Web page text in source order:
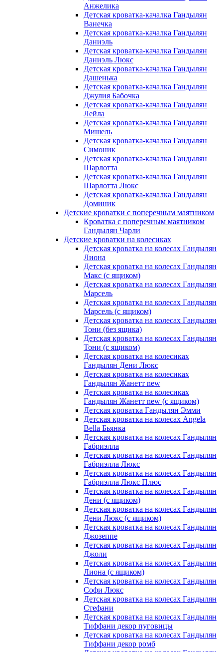
Анжелика
Детская кроватка-качалка Гандылян
Ванечка
Детская кроватка-качалка Гандылян
Даниэль
Детская кроватка-качалка Гандылян
Даниэль Люкс
Детская кроватка-качалка Гандылян
Дашенька
Детская кроватка-качалка Гандылян
Джулия Бабочка
Детская кроватка-качалка Гандылян
Лейла
Детская кроватка-качалка Гандылян
Мишель
Детская кроватка-качалка Гандылян
Симоник
Детская кроватка-качалка Гандылян
Шарлотта
Детская кроватка-качалка Гандылян
Шарлотта Люкс
Детская кроватка-качалка Гандылян
Доминик
Детские кроватки с поперечным маятником
Кроватка с поперечным маятником
Гандылян Чарли
Детские кроватки на колесиках
Детская кроватка на колесах Гандылян
Лиона
Детская кроватка на колесах Гандылян
Макс (с ящиком)
Детская кроватка на колесах Гандылян
Марсель
Детская кроватка на колесах Гандылян
Марсель (с ящиком)
Детская кроватка на колесах Гандылян
Тони (без ящика)
Детская кроватка на колесах Гандылян
Тони (с ящиком)
Детская кроватка на колесиках
Гандылян Дени Люкс
Детская кроватка на колесиках
Гандылян Жанетт new
Детская кроватка на колесиках
Гандылян Жанетт new (с ящиком)
Детская кроватка Гандылян Эмми
Детская кроватка на колесах Angela
Bella Бьянка
Детская кроватка на колесах Гандылян
Габриэлла
Детская кроватка на колесах Гандылян
Габриэлла Люкс
Детская кроватка на колесах Гандылян
Габриэлла Люкс Плюс
Детская кроватка на колесах Гандылян
Дени (с ящиком)
Детская кроватка на колесах Гандылян
Дени Люкс (с ящиком)
Детская кроватка на колесах Гандылян
Джозеппе
Детская кроватка на колесах Гандылян
Джоли
Детская кроватка на колесах Гандылян
Лиона (с ящиком)
Детская кроватка на колесах Гандылян
Софи Люкс
Детская кроватка на колесах Гандылян
Стефани
Детская кроватка на колесах Гандылян
Тиффани декор пуговицы
Детская кроватка на колесах Гандылян
Тиффани декор ромб